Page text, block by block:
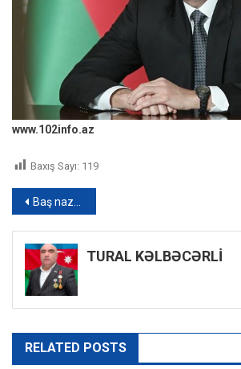
www.102info.az
Baxış Sayı: 119
Yazı
naviqasiyası
Baş nazir: “Azərbaycanın kifayət qədər taxıl ehtiyatı var”
TURAL KƏLBƏCƏRLİ
RELATED POSTS